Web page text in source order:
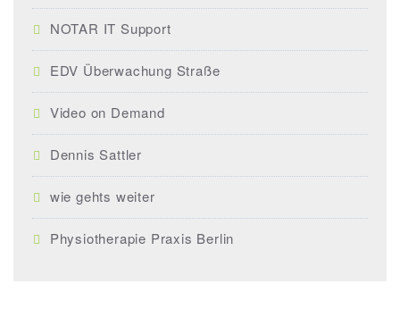
NOTAR IT Support
EDV Überwachung Straße
Video on Demand
Dennis Sattler
wie gehts weiter
Physiotherapie Praxis Berlin